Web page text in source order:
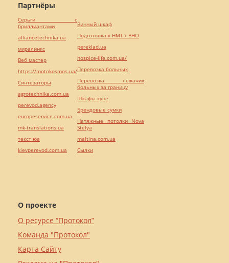
О проекте
О ресурсе “Протокол”
Команда "Протокол"
Карта Сайту
Партнёры
Серьги с
бриллиантами
alliancetechnika.ua
миралинкс
Веб мастер
https://motokosmos.ua/
Синтезаторы
agrotechnika.com.ua
perevod.agency
europeservice.com.ua
mk-translations.ua
текст юа
kievperevod.com.ua
Винный шкаф
Подготовка к НМТ / ВНО
pereklad.ua
hospice-life.com.ua/
Перевозка больных
Перевозка лежачих
больных за границу
Шкафы купе
Брендовые сумки
Натяжные потолки Nova
Stelya
maltina.com.ua
Cылки